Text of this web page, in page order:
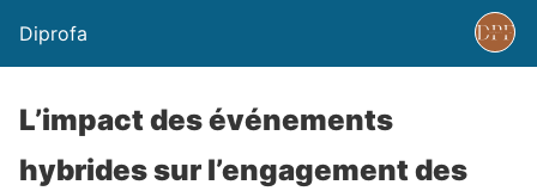
Diprofa
L’impact des événements
hybrides sur l’engagement des